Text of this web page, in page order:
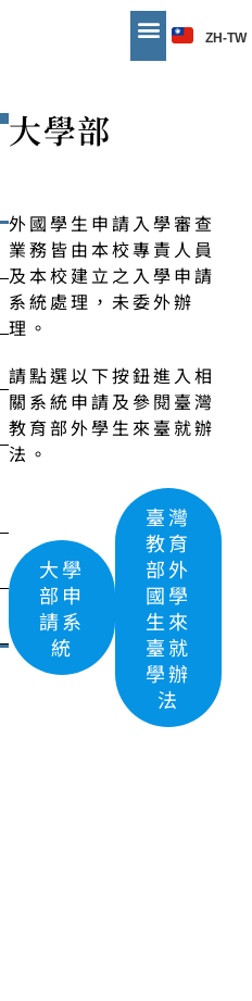
ZH-TW
大學部
外國學生申請入學審查
業務皆由本校專責人員
及本校建立之入學申請
系統處理，未委外辦
理。
請點選以下按鈕進入相
關系統申請及參閱臺灣
教育部外學生來臺就辦
法。
大學
部申
請系
統
臺灣
教育
部外
國學
生來
臺就
學辦
法